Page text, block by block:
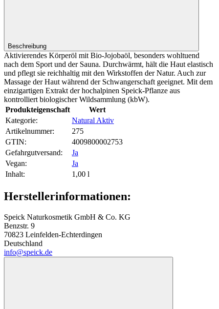
Beschreibung
Aktivierendes Körperöl mit Bio-Jojobaöl, besonders wohltuend
nach dem Sport und der Sauna. Durchwärmt, hält die Haut elastisch
und pflegt sie reichhaltig mit den Wirkstoffen der Natur. Auch zur
Massage der Haut während der Schwangerschaft geeignet. Mit dem
einzigartigen Extrakt der hochalpinen Speick-Pflanze aus
kontrolliert biologischer Wildsammlung (kbW).
Produkteigenschaft
Wert
Kategorie:
Natural Aktiv
Artikelnummer:
275
GTIN:
4009800002753
Gefahrgutversand‍:
Ja
Vegan‍:
Ja
Inhalt‍:
1,00 l
Herstellerinformationen:
Speick Naturkosmetik GmbH & Co. KG
Benzstr. 9
70823 Leinfelden-Echterdingen
Deutschland
info@speick.de